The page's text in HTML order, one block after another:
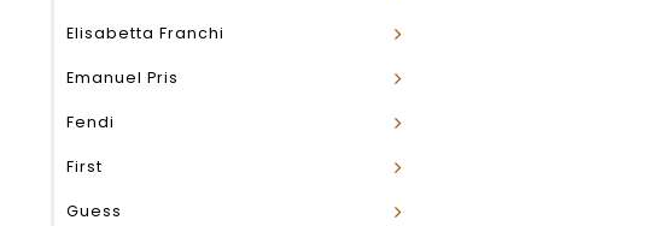
Elisabetta Franchi
Emanuel Pris
Fendi
First
Guess